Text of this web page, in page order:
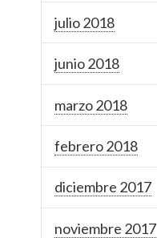
julio 2018
junio 2018
marzo 2018
febrero 2018
diciembre 2017
noviembre 2017